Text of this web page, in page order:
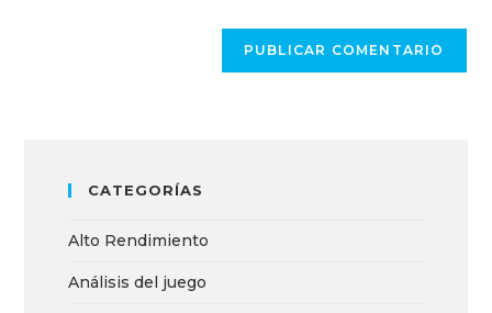
CATEGORÍAS
Alto Rendimiento
Análisis del juego